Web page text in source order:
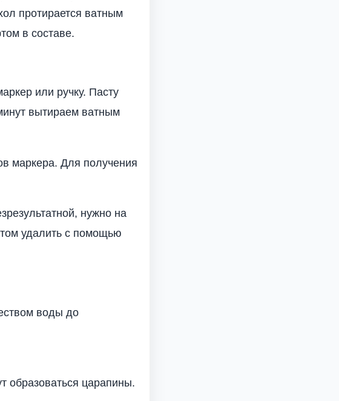
протирается ватным
в составе.
или ручку. Пасту
вытираем ватным
маркера. Для получения
нужно на
удалить с помощью
воды до
образоваться царапины.